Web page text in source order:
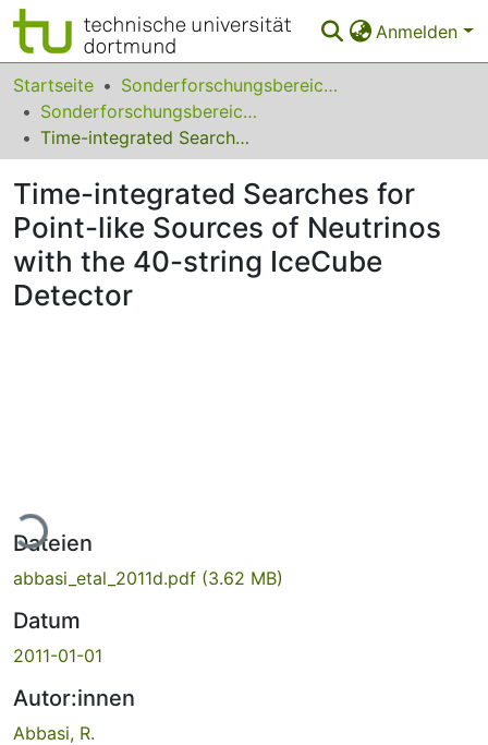
Anmelden
Bereiche & Sammlungen
Das gesamte Repositorium
FAQ
Leitlinien
Zurück zur Startseite
Startseite
Sonderforschungsbereiche
Sonderforschungsbereich (SFB) 876
Time-integrated Searches for Point-like Sources of Neutrinos with the 40-string IceCube Detector
Time-integrated Searches for
Point-like Sources of Neutrinos
with the 40-string IceCube
Detector
Dateien
abbasi_etal_2011d.pdf (3.62 MB)
Datum
2011-01-01
Autor:innen
Abbasi, R.